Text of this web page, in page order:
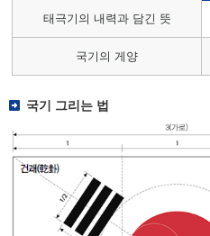
태극기의 내력과 담긴 뜻
국기의 게양
국기 그리는 법